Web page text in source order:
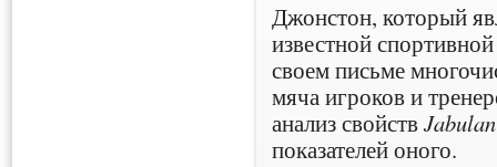
Джонстон, который
известной
своем письме
мяча игроков и
анализ свойств
показателей оного.